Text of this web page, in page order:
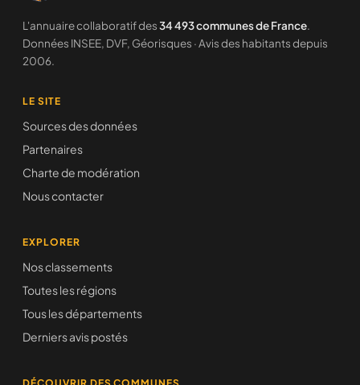
L'annuaire collaboratif des34 493 communes de France.
Données INSEE, DVF, Géorisques · Avis des habitants depuis
2006.
LE SITE
Sources des données
Partenaires
Charte de modération
Nous contacter
EXPLORER
Nos classements
Toutes les régions
Tous les départements
Derniers avis postés